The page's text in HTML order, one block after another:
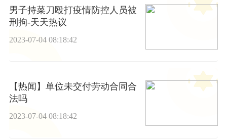
男子持菜刀殴打疫情防控人员被
刑拘-天天热议
2023-07-04 08:18:42
【热闻】单位未交付劳动合同合
法吗
2023-07-04 08:18:42